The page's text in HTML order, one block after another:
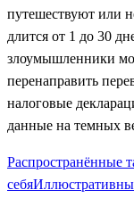
путешествуют или
длится от 1 до 30
злоумышленники
перенаправить
налоговые
данные на темных
Распространённые
себя